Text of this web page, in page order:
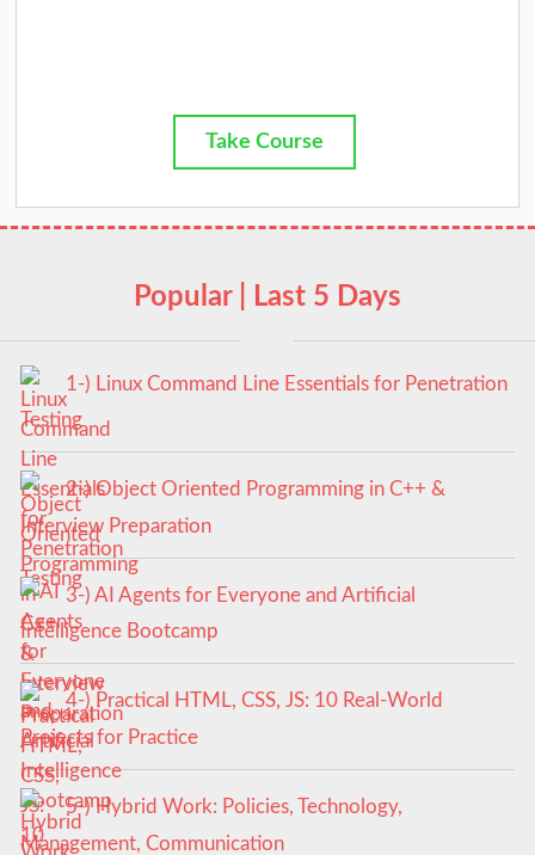
Take Course
Popular | Last 5 Days
1-) Linux Command Line Essentials for Penetration
Testing
2-) Object Oriented Programming in C++ &
Interview Preparation
3-) AI Agents for Everyone and Artificial
Intelligence Bootcamp
4-) Practical HTML, CSS, JS: 10 Real-World
Projects for Practice
5-) Hybrid Work: Policies, Technology,
Management, Communication